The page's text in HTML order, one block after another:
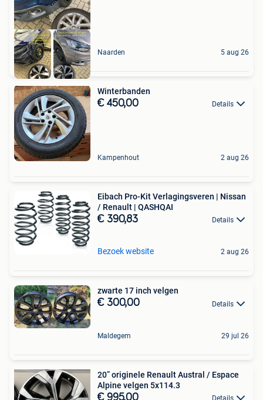
Naarden 5 aug 26
Winterbanden
€ 450,00 Details
Kampenhout 2 aug 26
Eibach Pro-Kit Verlagingsveren | Nissan
/ Renault | QASHQAI
€ 390,83 Details
Bezoek website 2 aug 26
zwarte 17 inch velgen
€ 300,00 Details
Maldegem 29 jul 26
20” originele Renault Austral / Espace
Alpine velgen 5x114.3
€ 995,00 Details